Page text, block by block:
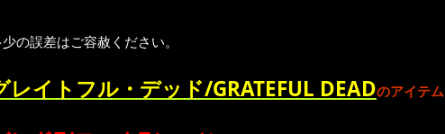
の誤差はご容赦ください。
レイトフル・デッド/GRATEFUL DEADのアイテム